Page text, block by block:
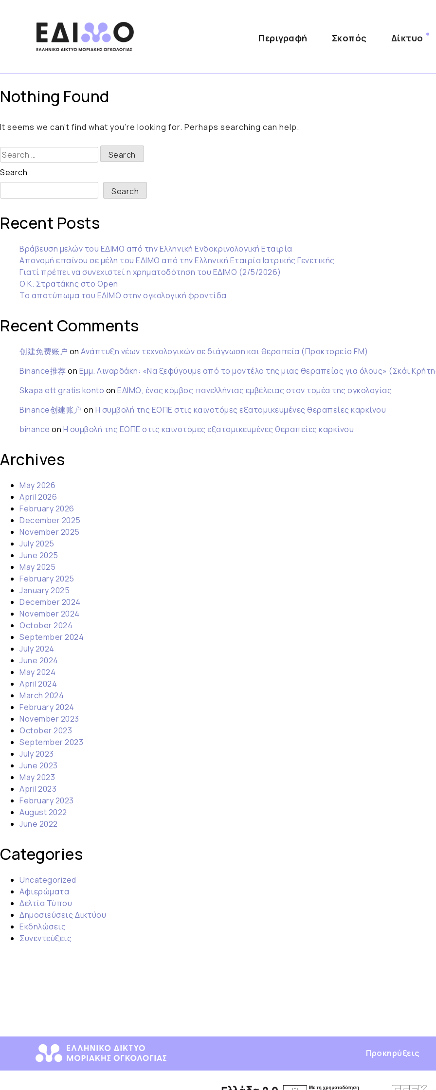
Περιγραφή Σκοπός Δίκτυο
Nothing Found
It seems we can’t find what you’re looking for. Perhaps searching can help.
Search
for:
Search
Search
Recent Posts
Βράβευση μελών του ΕΔΙΜΟ από την Ελληνική Ενδοκρινολογική Εταιρία
Απονομή επαίνου σε μέλη του ΕΔΙΜΟ από την Ελληνική Εταιρία Ιατρικής Γενετικής
Γιατί πρέπει να συνεχιστεί η χρηματοδότηση του ΕΔΙΜΟ (2/5/2026)
Ο Κ. Στρατάκης στο Open
Το αποτύπωμα του ΕΔΙΜΟ στην ογκολογική φροντίδα
Recent Comments
创建免费账户 on Ανάπτυξη νέων τεχνολογικών σε διάγνωση και θεραπεία (Πρακτορείο FM)
Binance推荐on Εμμ. Λιναρδάκη: «Να ξεφύγουμε από το μοντέλο της μιας θεραπείας για όλους» (Σκάι
Skapa ett gratis konto on ΕΔΙΜΟ, ένας κόμβος πανελλήνιας εμβέλειας στον τομέα της ογκολογίας
Binance创建账户 on Η συμβολή της ΕΟΠΕ στις καινοτόμες εξατομικευμένες θεραπείες καρκίνου
binance on Η συμβολή της ΕΟΠΕ στις καινοτόμες εξατομικευμένες θεραπείες καρκίνου
Archives
May 2026
April 2026
February 2026
December 2025
November 2025
July 2025
June 2025
May 2025
February 2025
January 2025
December 2024
November 2024
October 2024
September 2024
July 2024
June 2024
May 2024
April 2024
March 2024
February 2024
November 2023
October 2023
September 2023
July 2023
June 2023
May 2023
April 2023
February 2023
August 2022
June 2022
Categories
Uncategorized
Αφιερώματα
Δελτία Τύπου
Δημοσιεύσεις Δικτύου
Εκδηλώσεις
Συνεντεύξεις
Προκηρύξεις